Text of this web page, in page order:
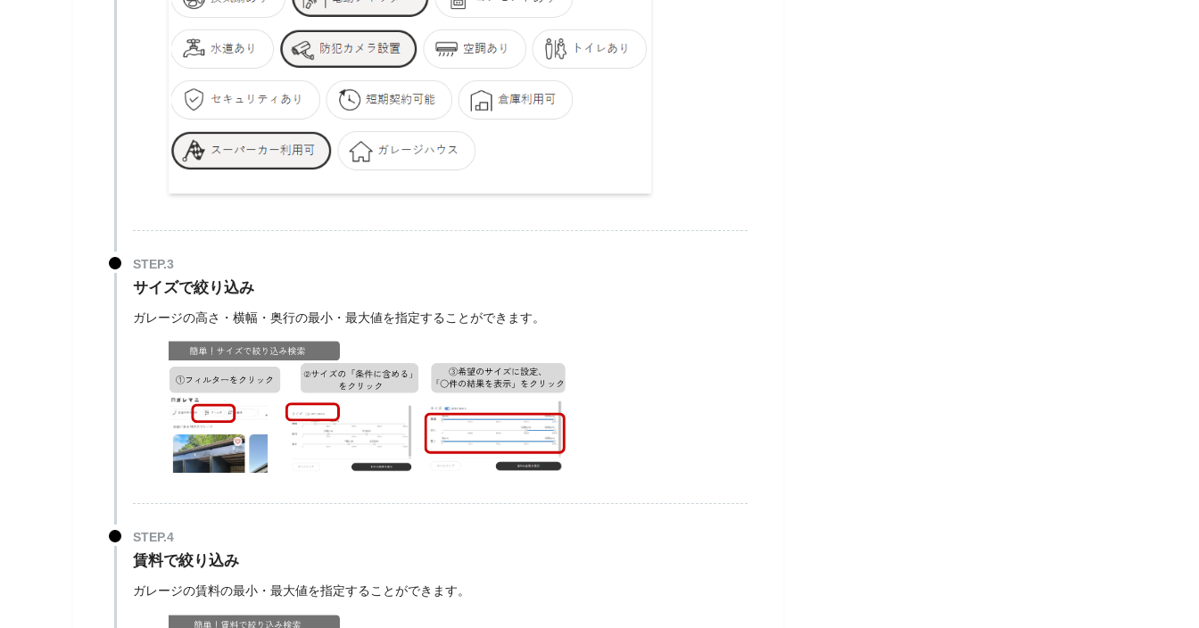
サイズで絞り込み
ガレージの高さ・横幅・奥行の最小・最大値を指定することができます。
賃料で絞り込み
ガレージの賃料の最小・最大値を指定することができます。